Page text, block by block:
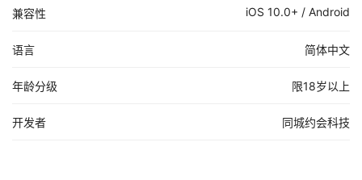
兼容性 iOS 10.0+ / Android
语言 简体中文
年龄分级 限18岁以上
开发者 同城约会科技